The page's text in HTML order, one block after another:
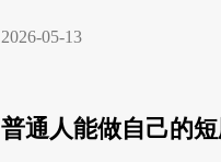
聚合盒子PC端
包含多款大厂S级游戏
2026-05-13
普通人能做自己的